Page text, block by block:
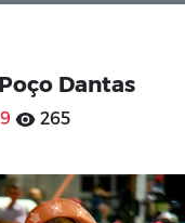
Dantas
265